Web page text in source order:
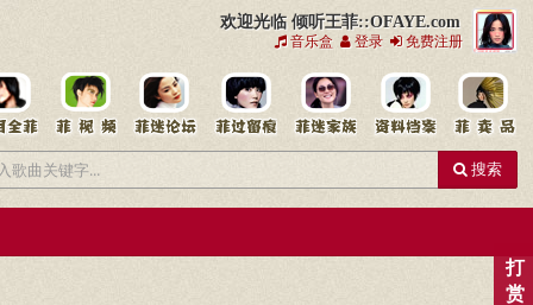
欢迎光临 倾听王菲::OFAYE.com
音乐盒 登录 免费注册
搜索
打
赏